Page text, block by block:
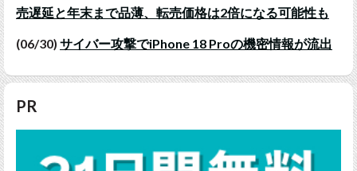
売遅延と年末まで品薄、転売価格は2倍になる可能性も
(06/30) サイバー攻撃でiPhone 18 Proの機密情報が流出
PR